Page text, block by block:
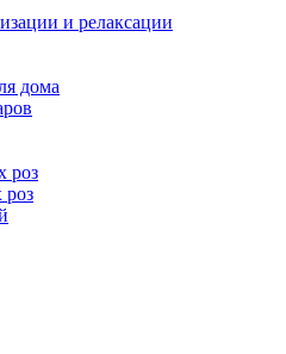
и релаксации
дома
роз
роз